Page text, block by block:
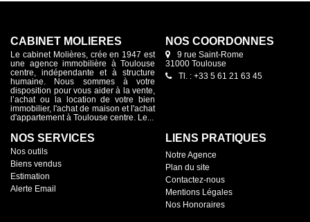
CABINET MOLIÈRES
Le cabinet Molières, crée en 1947 est
une agence immobilière à Toulouse
centre, indépendante et à structure
humaine. Nous sommes à votre
disposition pour vous aider à la vente,
l’achat ou la location de votre bien
immobilier, l'achat de maison et l'achat
d'appartement à Toulouse centre. Le...
NOS COORDONNES
9 rue Saint-Rome
31000 Toulouse
Tl. : +33 5 61 21 63 45
NOS SERVICES
Nos outils
Biens vendus
Estimation
Alerte Email
LIENS PRATIQUES
Notre Agence
Plan du site
Contactez-nous
Mentions Légales
Nos Honoraires